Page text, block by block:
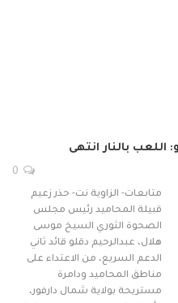
بالنار انتهى
متابعات- الزاوية نت- حذر زعيم
قبيلة المحاميد رئيس مجلس
الصحوة الثوري السيخ موسى
هلال، عبدالرحيم دقلو قائد ثاني
الدعم السريع، من الاعتداء على
مناطق المحاميد ودامرة
مستريحة بولاية شمال دارفور،